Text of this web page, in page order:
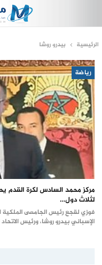
الرئيسية بيدرو روشا
رياضة
مركز محمد السادس لكرة القدم
لثلاث دول…
فوزي لقجع رئيس الجامعى الملكية
الإسباني بيدرو روشا، ورئيس